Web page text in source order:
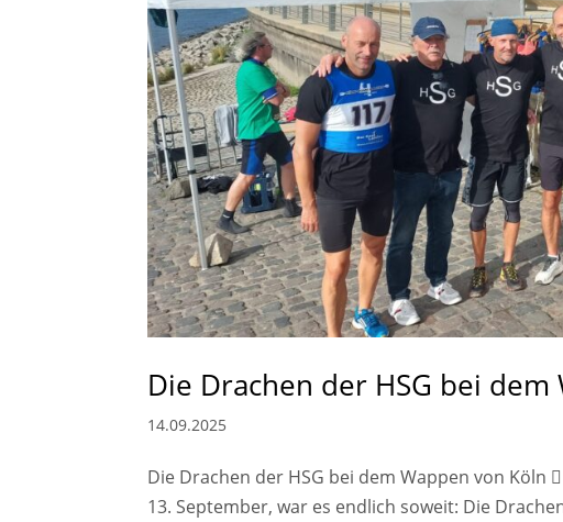
Die Drachen der HSG bei
14.09.2025
Die Drachen der HSG bei dem Wappen von Köln
13. September, war es endlich soweit: Die